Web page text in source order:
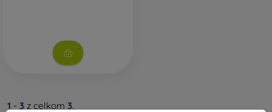
1 - 3 z celkom 3.